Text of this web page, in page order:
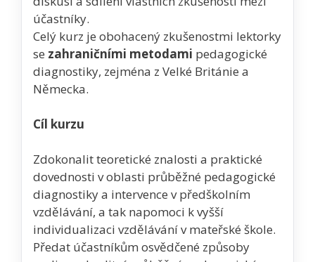
účastníky.
Celý kurz je obohacený zkušenostmi lektorky
se zahraničními metodami pedagogické
diagnostiky, zejména z Velké Británie a
Německa.
Cíl kurzu
Zdokonalit teoretické znalosti a praktické
dovednosti v oblasti průběžné pedagogické
diagnostiky a intervence v předškolním
vzdělávání, a tak napomoci k vyšší
individualizaci vzdělávání v mateřské škole.
Předat účastníkům osvědčené způsoby